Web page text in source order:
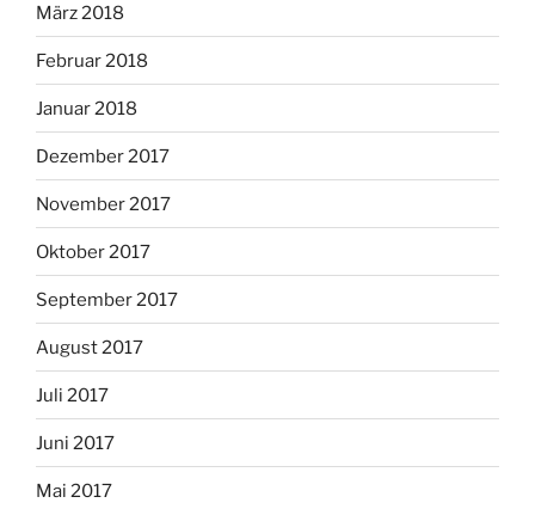
März 2018
Februar 2018
Januar 2018
Dezember 2017
November 2017
Oktober 2017
September 2017
August 2017
Juli 2017
Juni 2017
Mai 2017